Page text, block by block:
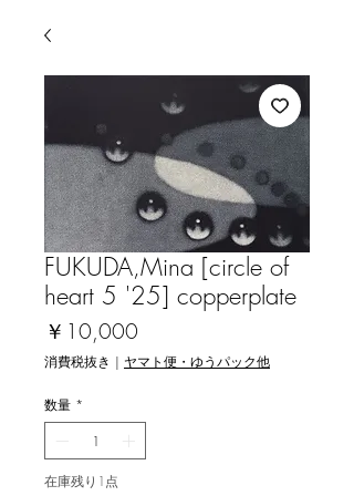
FUKUDA,Mina [circle of
heart 5 '25] copperplate
￥10,000
格
消費税抜き | ヤマト便・ゆうパック他
数量 *
在庫残り1点